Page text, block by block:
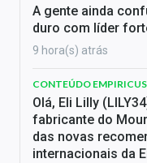
A gente ainda
duro com líder
9 hora(s) atrás
CONTEÚDO EMPIRICUS
Olá, Eli Lilly
fabricante do
das novas
internacionais da